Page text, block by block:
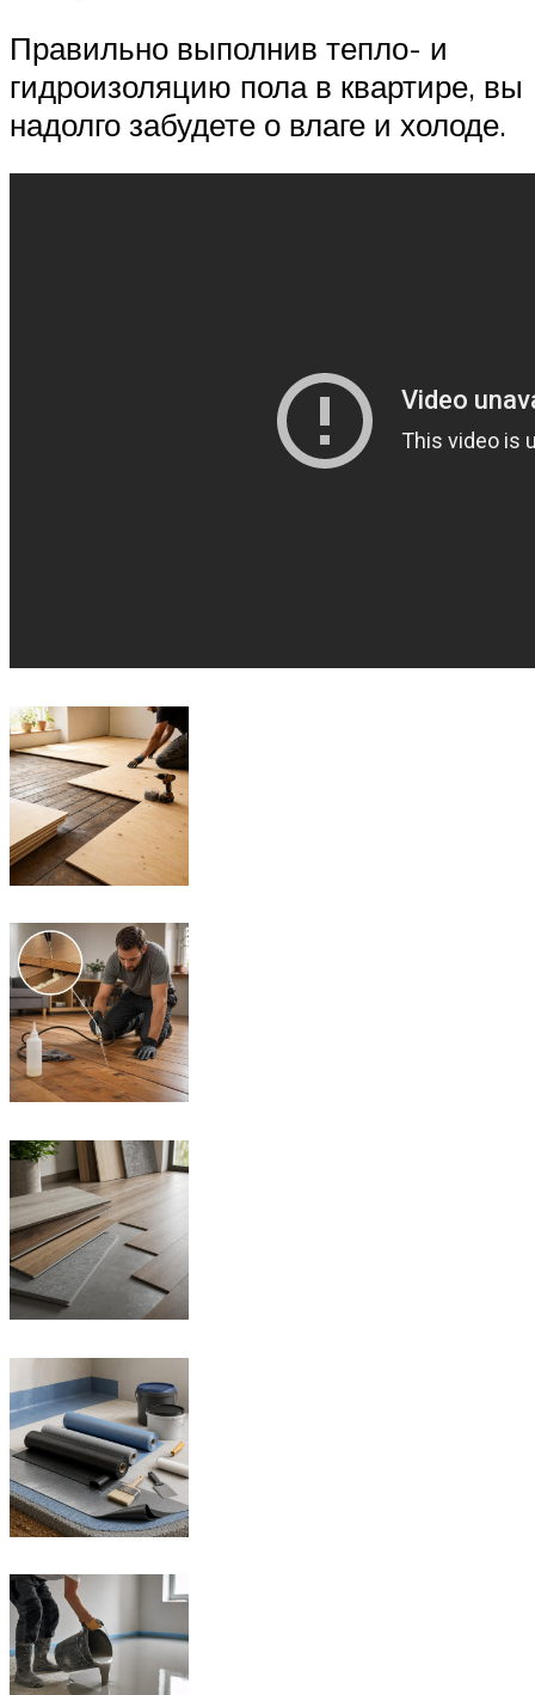
Правильно выполнив тепло- и
гидроизоляцию пола в квартире, вы
надолго забудете о влаге и холоде.